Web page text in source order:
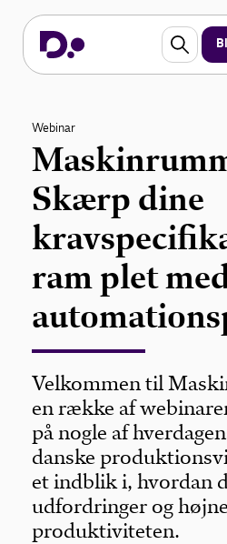
Webinar
Skærp dine
ram plet
Velkommen til
en række af
på nogle af
danske
et indblik i, hvordan
udfordringer og
produktiviteten.